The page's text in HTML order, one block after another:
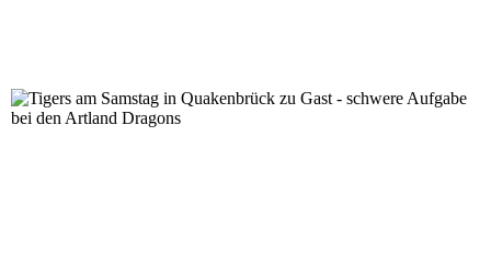
Tigers am Samstag in Quakenbrück zu Gast - schwere